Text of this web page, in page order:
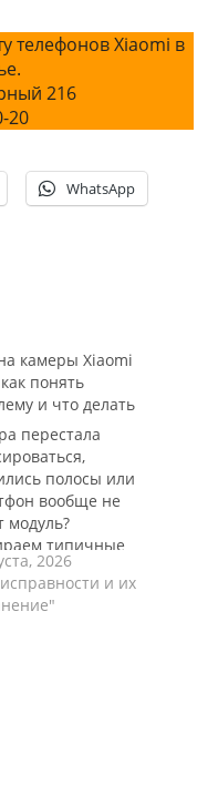
телефонов Xiaomi в
216
20
WhatsApp
камеры Xiaomi
понять
и что делать
перестала
полосы или
вообще не
модуль?
типичные
камеры
15, даём
советы по
2026
и их